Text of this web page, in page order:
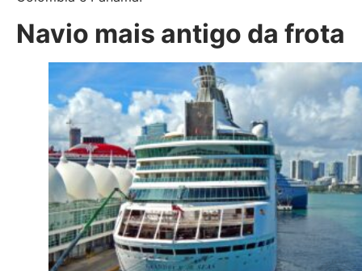
Navio mais antigo da frota